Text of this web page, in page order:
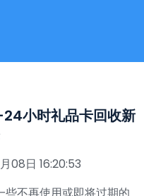
小时礼品卡回收新
08日 16:20:53